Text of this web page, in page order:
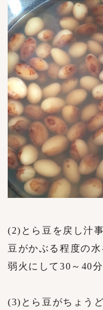
(2)とら豆を戻し汁
豆がかぶる程度の
弱火にして30～40分
(3)とら豆がちょう